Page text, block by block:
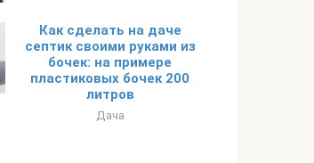
Как сделать на даче
септик своими руками из
бочек: на примере
пластиковых бочек 200
литров
Дача